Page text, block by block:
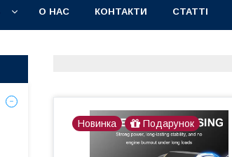
О НАС КОНТАКТИ СТАТТІ
Новинка Подарунок